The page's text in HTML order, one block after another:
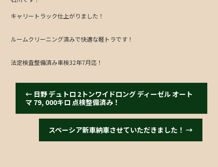
キャリートラック仕上がりました！
ルームクリーニング済みで快適な軽トラです！
法定検査整備済み車検32年7月迄！
← 日野 デュトロ 2トンワイドロング ディーゼル オート
マ 79, 000キロ 点検整備済み！
スペーシア新車納車させていただきました！ →